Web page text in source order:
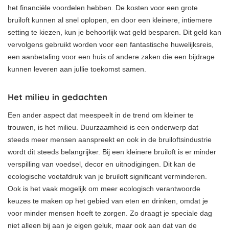
het financiële voordelen hebben. De kosten voor een grote
bruiloft kunnen al snel oplopen, en door een kleinere, intiemere
setting te kiezen, kun je behoorlijk wat geld besparen. Dit geld kan
vervolgens gebruikt worden voor een fantastische huwelijksreis,
een aanbetaling voor een huis of andere zaken die een bijdrage
kunnen leveren aan jullie toekomst samen.
Het milieu in gedachten
Een ander aspect dat meespeelt in de trend om kleiner te
trouwen, is het milieu. Duurzaamheid is een onderwerp dat
steeds meer mensen aanspreekt en ook in de bruiloftsindustrie
wordt dit steeds belangrijker. Bij een kleinere bruiloft is er minder
verspilling van voedsel, decor en uitnodigingen. Dit kan de
ecologische voetafdruk van je bruiloft significant verminderen.
Ook is het vaak mogelijk om meer ecologisch verantwoorde
keuzes te maken op het gebied van eten en drinken, omdat je
voor minder mensen hoeft te zorgen. Zo draagt je speciale dag
niet alleen bij aan je eigen geluk, maar ook aan dat van de